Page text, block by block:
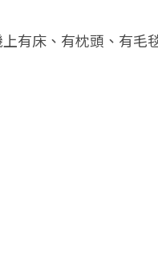
有床、有枕頭、有毛